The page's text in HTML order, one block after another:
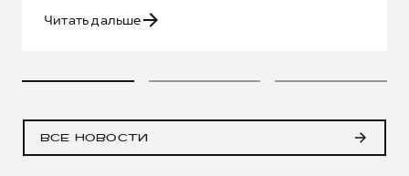
Читать дальше
ВСЕ НОВОСТИ